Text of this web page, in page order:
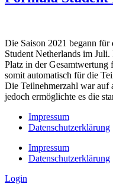
Die Saison 2021 begann
Student Netherlands im
Platz in der Gesamtwertung
somit automatisch für die
Die Teilnehmerzahl war auf
jedoch ermöglichte es die
Impressum
Datenschutzerklärung
Impressum
Datenschutzerklärung
Login